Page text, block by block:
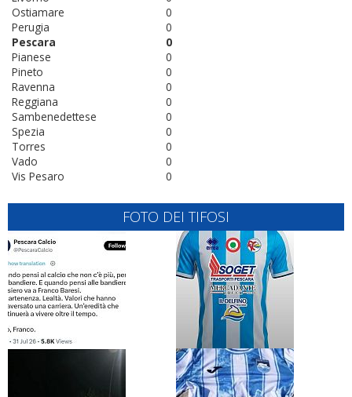
0
Ostiamare
0
Perugia
0
Pescara
0
Pianese
0
Pineto
0
Ravenna
0
Reggiana
0
Sambenedettese
0
Spezia
0
Torres
0
Vado
0
Vis Pesaro
FOTO DEI TIFOSI